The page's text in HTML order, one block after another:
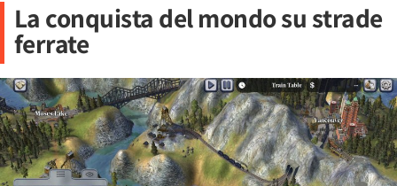
La conquista del mondo su strade
ferrate